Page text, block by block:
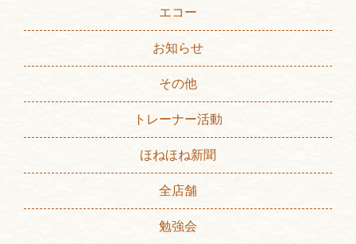
エコー
お知らせ
その他
トレーナー活動
ほねほね新聞
全店舗
勉強会